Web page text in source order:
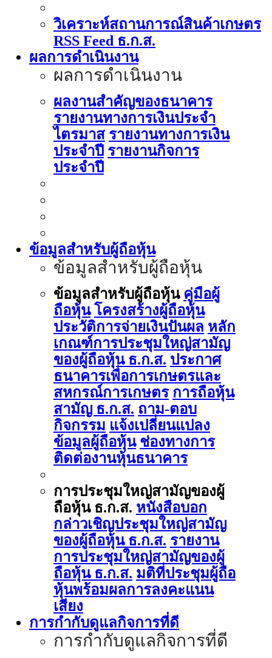
วิเคราะห์สถานการณ์สินค้าเกษตร
RSS Feed ธ.ก.ส.
ผลการดำเนินงาน
ผลการดำเนินงาน
ผลงานสำคัญของธนาคาร
รายงานทางการเงินประจำ
ไตรมาส รายงานทางการเงิน
ประจำปี รายงานกิจการ
ประจำปี
ข้อมูลสำหรับผู้ถือหุ้น
ข้อมูลสำหรับผู้ถือหุ้น
ข้อมูลสำหรับผู้ถือหุ้น คู่มือผู้
ถือหุ้น โครงสร้างผู้ถือหุ้น
ประวัติการจ่ายเงินปันผล หลัก
เกณฑ์การประชุมใหญ่สามัญ
ของผู้ถือหุ้น ธ.ก.ส. ประกาศ
ธนาคารเพื่อการเกษตรและ
สหกรณ์การเกษตร การถือหุ้น
สามัญ ธ.ก.ส. ถาม-ตอบ
กิจกรรม แจ้งเปลี่ยนแปลง
ข้อมูลผู้ถือหุ้น ช่องทางการ
ติดต่องานหุ้นธนาคาร
การประชุมใหญ่สามัญของผู้
ถือหุ้น ธ.ก.ส. หนังสือบอก
กล่าวเชิญประชุมใหญ่สามัญ
ของผู้ถือหุ้น ธ.ก.ส. รายงาน
การประชุมใหญ่สามัญของผู้
ถือหุ้น ธ.ก.ส. มติที่ประชุมผู้ถือ
หุ้นพร้อมผลการลงคะแนน
เสียง
การกำกับดูแลกิจการที่ดี
การกำกับดูแลกิจการที่ดี